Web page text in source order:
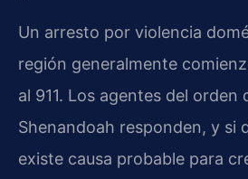
Un arresto por violencia
región generalmente
al 911. Los agentes del orden
Shenandoah responden, y si
existe causa probable para